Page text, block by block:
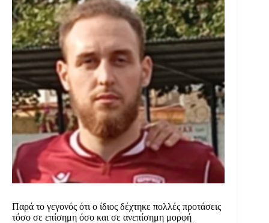
Παρά το γεγονός ότι ο ίδιος δέχτηκε πολλές προτάσεις
τόσο σε επίσημη όσο και σε ανεπίσημη μορφή